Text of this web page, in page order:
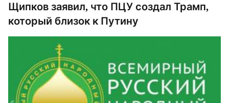
Щипков заявил, что ПЦУ создал Трамп,
который близок к Путину